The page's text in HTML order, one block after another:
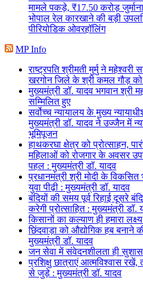
मामले पकड़े, ₹17.50 करोड़
भोपाल रेल कारखाने की बड़ी
पीरियोडिक ओवरहॉलिंग
MP Info
राष्ट्रपति श्रीमती मुर्मु ने
खरगोन जिले के श्री कमल गौड़ को
मुख्यमंत्री डॉ. यादव भगवान श्री
सम्मिलित हुए
सर्वोच्च न्यायालय के मुख्‍य
मुख्यमंत्री डॉ. यादव ने उज्जैन में
भूमिपूजन
हाथकरघा क्षेत्र को प्रोत्साहन,
महिलाओं को रोजगार के अवसर
पहल : मुख्यमंत्री डॉ. यादव
प्रधानमंत्री श्री मोदी के
युवा पीढ़ी : मुख्यमंत्री डॉ. यादव
बंदियों की समय पूर्व रिहाई दूसरे
करेगी प्रोत्साहित : मुख्यमंत्री डॉ.
किसानों का कल्याण ही हमारा
छिंदवाड़ा को औद्योगिक हब बनाने
मुख्यमंत्री डॉ. यादव
जन सेवा में संवेदनशीलता ही
प्रशिक्षु छात्राएं आत्मविश्वास
से जुड़े : मुख्यमंत्री डॉ. यादव